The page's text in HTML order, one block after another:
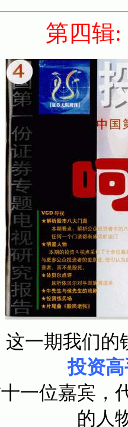
第四辑
这一期我们
投资
一位嘉宾，
的人